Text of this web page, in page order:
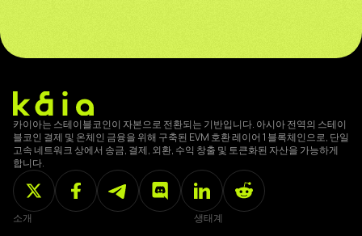
카이아는 스테이블코인이 자본으로 전환되는 기반입니다. 아시아 전역의 스테이
블코인 결제 및 온체인 금융을 위해 구축된 EVM 호환 레이어 1 블록체인으로, 단일
고속 네트워크 상에서 송금, 결제, 외환, 수익 창출 및 토큰화된 자산을 가능하게
합니다.
소개 생태계